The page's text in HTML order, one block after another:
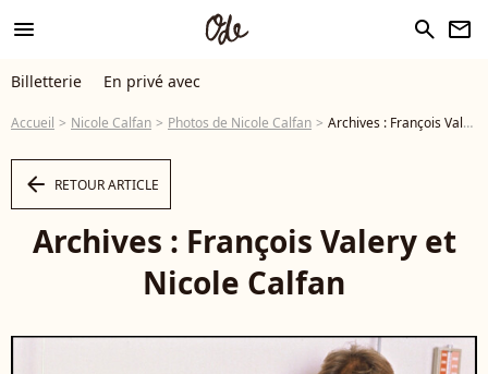
menu search newsletter
Billetterie En privé avec
Accueil Nicole Calfan Photos de Nicole Calfan Archives : François Valery et Nicole Calfan
arrow_left RETOUR ARTICLE
Archives : François Valery et
Nicole Calfan